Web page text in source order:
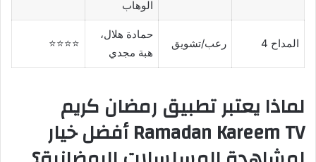
الوهاب
المداح 4 رعب/تشويق
حمادة هلال،
هبة مجدي
⭐⭐⭐⭐
لماذا يعتبر تطبيق رمضان كريم
Ramadan Kareem TV أفضل خيار